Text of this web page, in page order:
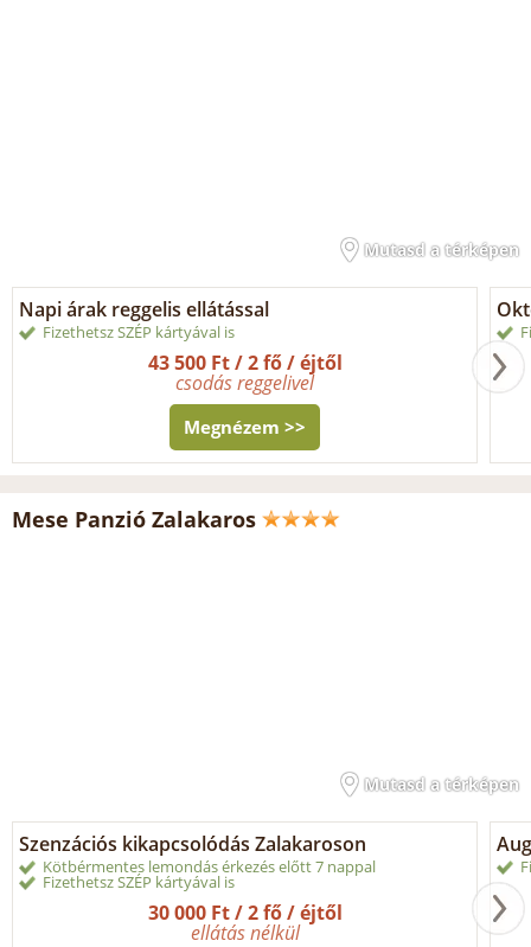
Mutasd a térképen
Napi árak reggelis ellátással
Fizethetsz SZÉP kártyával is
43 500 Ft / 2 fő / éjtől
csodás reggelivel
Megnézem >>
Mese Panzió Zalakaros
Mutasd a térképen
Szenzációs kikapcsolódás Zalakaroson
Kötbérmentes lemondás érkezés előtt 7 nappal
Fizethetsz SZÉP kártyával is
30 000 Ft / 2 fő / éjtől
ellátás nélkül